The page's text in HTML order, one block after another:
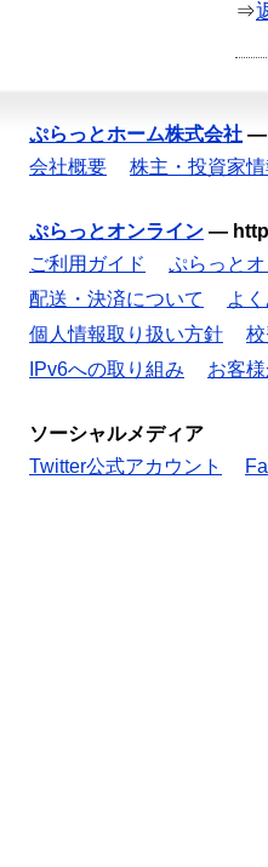
⇒
ぷらっとホーム株式会社 —
会社概要
株主・投資家情
ぷらっとオンライン —
ご利用ガイド
ぷらっと
配送・決済について
よ
個人情報取り扱い方針
IPv6への取り組み
お客
ソーシャルメディア
Twitter公式アカウント